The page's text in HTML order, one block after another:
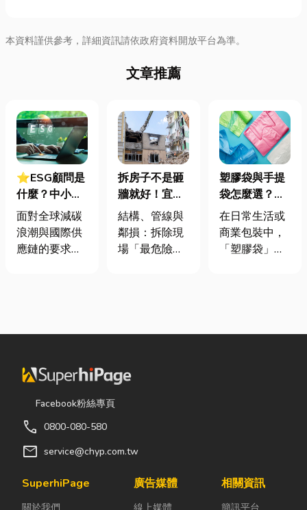
本資料謹供參考，詳細資訊請依政府資料開放平台為準。
文章推薦
⭐ESG顧問是
什麼？中小企
業挑選四大永
續顧問服務的
實用指南
面對全球減碳
浪潮與國際供
應鏈的要求，
要求提供「碳
「永續報告
書」。這讓不
少傳產老闆感
底 ESG 永續是
什麼？我們公
真的需要找
拆房子不是砸
牆就好！宜蘭
裝潢拆除、水
泥切割施工前
必看的避坑指
結構、管線與
鄰損：拆除現
場「最危險的
混亂的環境
果沒做好，最
牆」，盲目亂
陷： 這是老屋
塑膠袋與手提
袋怎麼選？材
質、用途與耐
重度一次看懂
在日常生活或
商業包裝中，
「塑膠袋」與
具，但實際上
商品損壞。 這
Facebook粉絲專頁
call 0800-080-580
mail service@chyp.com.tw
SuperhiPage
關於我們
廣告媒體
線上媒體
相關資訊
簡訊平台